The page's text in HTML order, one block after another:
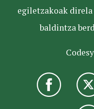
egiletzakoak
baldintza